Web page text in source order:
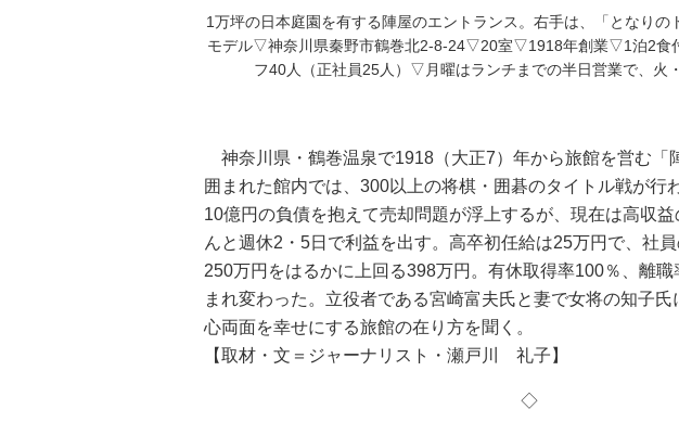
1万坪の日本庭園を有する陣屋のエントランス。右手は、「となりの
モデル▽神奈川県秦野市鶴巻北2-8-24▽20室▽1918年創業▽1泊2食
フ40人（正社員25人）▽月曜はランチまでの半日営業で、火
神奈川県・鶴巻温泉で1918（大正7）年から旅館を営む「
囲まれた館内では、300以上の将棋・囲碁のタイトル戦が行
10億円の負債を抱えて売却問題が浮上するが、現在は高収
んと週休2・5日で利益を出す。高卒初任給は25万円で、社
250万円をはるかに上回る398万円。有休取得率100％、離
まれ変わった。立役者である宮崎富夫氏と妻で女将の知子
心両面を幸せにする旅館の在り方を聞く。
【取材・文＝ジャーナリスト・瀬戸川 礼子】
◇